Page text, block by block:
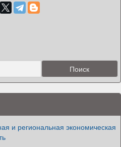
и региональная экономическая